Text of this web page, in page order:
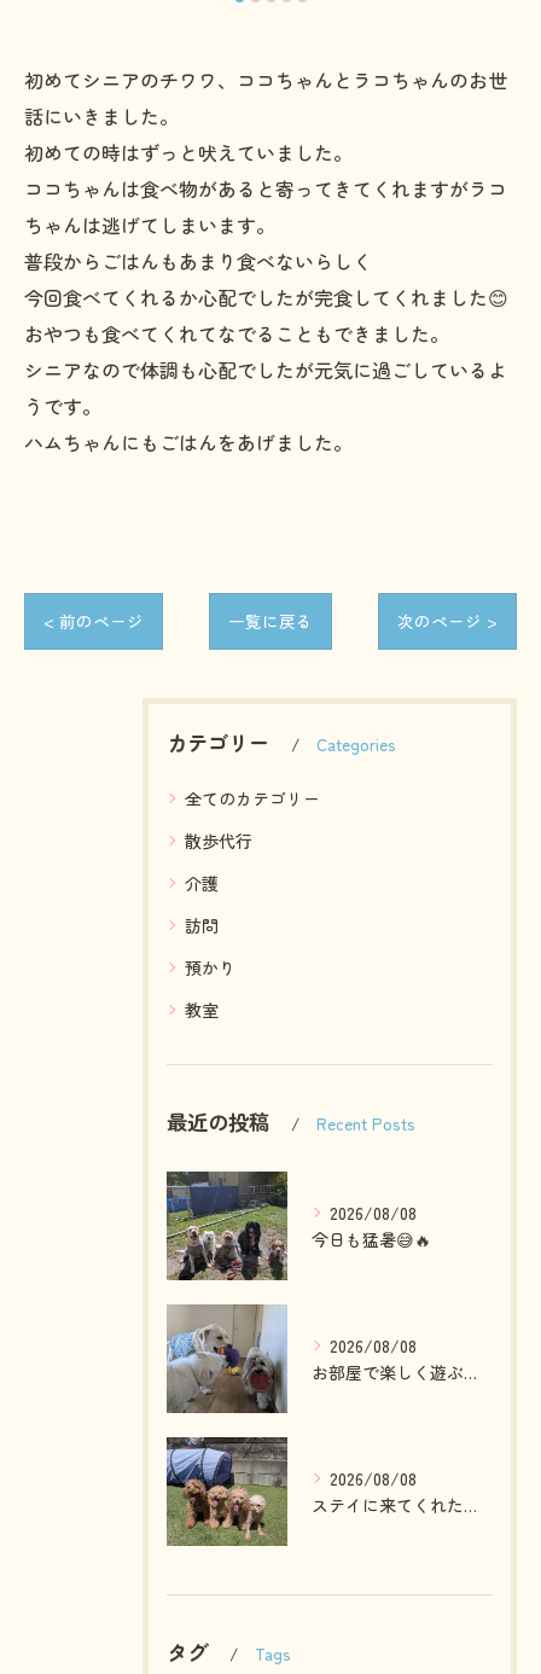
初めてシニアのチワワ、ココちゃんとラコちゃんのお世
話にいきました。
初めての時はずっと吠えていました。
ココちゃんは食べ物があると寄ってきてくれますがラコ
ちゃんは逃げてしまいます。
普段からごはんもあまり食べないらしく
今回食べてくれるか心配でしたが完食してくれました😊
おやつも食べてくれてなでることもできました。
シニアなので体調も心配でしたが元気に過ごしているよ
うです。
ハムちゃんにもごはんをあげました。
< 前のページ 一覧に戻る 次のページ >
カテゴリー Categories
全てのカテゴリー
散歩代行
介護
訪問
預かり
教室
最近の投稿 Recent Posts
2026/08/08
今日も猛暑😅🔥
2026/08/08
お部屋で楽しく遊ぶわんこさん💓
2026/08/08
ステイに来てくれたプードルファミリー💓
タグ Tags